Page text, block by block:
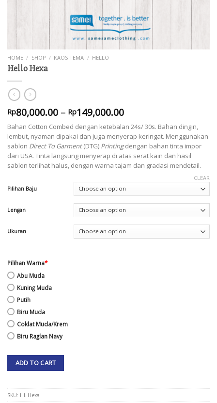
HOME / SHOP / KAOS TEMA / HELLO
Hello Hexa
Rp80,000.00 – Rp149,000.00
Bahan Cotton Combed dengan ketebalan 24s/ 30s. Bahan dingin,
lembut, nyaman dipakai dan juga menyerap keringat. Menggunakan
sablon Direct To Garment(DTG) Printingdengan bahan tinta impor
dari USA. Tinta langsung menyerap di atas serat kain dan hasil
sablon terlihat halus, dengan warna tajam dan gradasi mendetail.
Pilihan Baju
Lengan
Ukuran
CLEAR
Pilihan Warna*
Abu Muda
Kuning Muda
Putih
Biru Muda
Coklat Muda/Krem
Biru Raglan Navy
ADD TO CART
SKU: HL-Hexa